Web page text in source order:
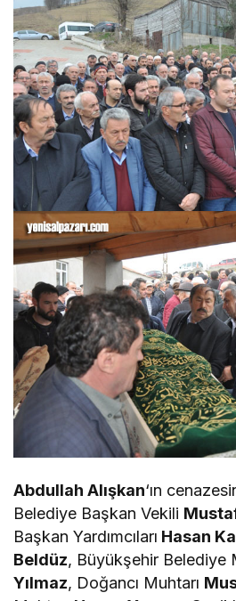
Abdullah Alışkan‘ın
Belediye Başkan Vekili
Başkan Yardımcıları Hasan
Beldüz, Büyükşehir Belediye
Yılmaz, Doğancı Muhtarı